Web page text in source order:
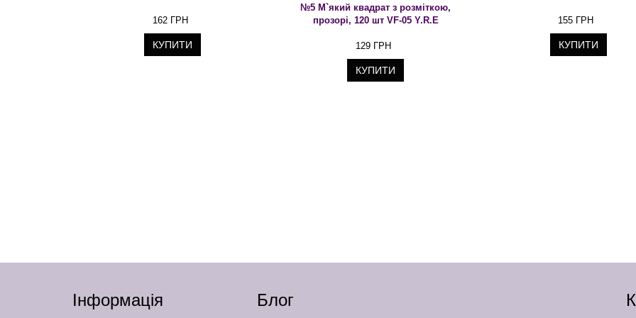
162 ГРН
КУПИТИ
№5 М`який квадрат з розміткою,
прозорі, 120 шт VF-05 Y.R.E
129 ГРН
КУПИТИ
155 ГРН
КУПИТИ
Інформація Блог